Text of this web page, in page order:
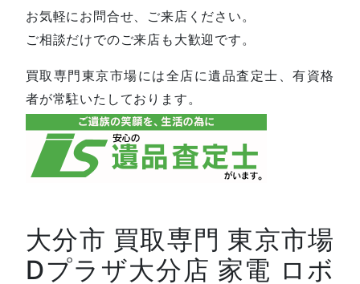
お気軽にお問合せ、ご来店ください。
ご相談だけでのご来店も大歓迎です。
買取専門東京市場には全店に遺品査定士、有資格
者が常駐いたしております。
大分市 買取専門 東京市場
Dプラザ大分店 家電 ロボ